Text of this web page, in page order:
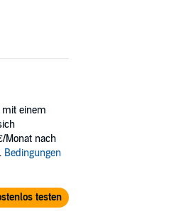
mit einem
Monat nach
Bedingungen
testen